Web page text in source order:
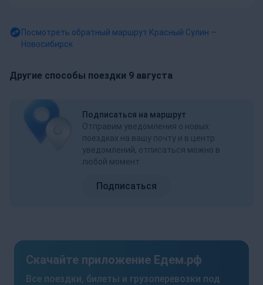
Посмотреть обратный маршрут Красный Сулин —
Новосибирск
Другие способы поездки 9 августа
Подписаться на маршрут
Отправим уведомления о новых
поездках на вашу почту и в центр
уведомлений, отписаться можно в
любой момент
Подписаться
Скачайте приложение Едем.рф
Все поездки, билеты и грузоперевозки под